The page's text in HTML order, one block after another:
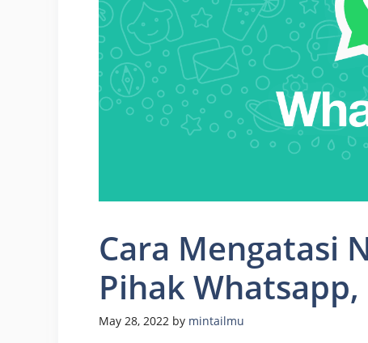
Cara Mengatasi
Pihak Whatsapp,
May 28, 2022 by mintailmu